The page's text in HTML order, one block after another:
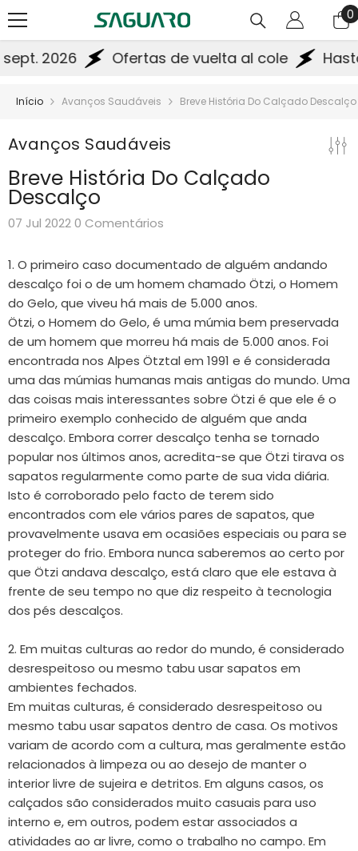
0
0
2026 Ofertas de vuelta al cole Hasta
Início Avanços Saudáveis Breve História Do Calçado Descalço
Avanços Saudáveis
Breve História Do Calçado
Descalço
07 Jul 20220 Comentários
1. O primeiro caso documentado de alguém andando
descalço foi o de um homem chamado Ötzi, o Homem
do Gelo, que viveu há mais de 5.000 anos.
Ötzi, o Homem do Gelo, é uma múmia bem preservada
de um homem que morreu há mais de 5.000 anos. Foi
encontrada nos Alpes Ötztal em 1991 e é considerada
uma das múmias humanas mais antigas do mundo. Uma
das coisas mais interessantes sobre Ötzi é que ele é o
primeiro exemplo conhecido de alguém que anda
descalço. Embora correr descalço tenha se tornado
popular nos últimos anos, acredita-se que Ötzi tirava os
sapatos regularmente como parte de sua vida diária.
Isto é corroborado pelo facto de terem sido
encontrados com ele vários pares de sapatos, que
provavelmente usava em ocasiões especiais ou para se
proteger do frio. Embora nunca saberemos ao certo por
que Ötzi andava descalço, está claro que ele estava à
frente de seu tempo no que diz respeito à tecnologia
dos pés descalços.
2. Em muitas culturas ao redor do mundo, é considerado
desrespeitoso ou mesmo tabu usar sapatos em
ambientes fechados.
Em muitas culturas, é considerado desrespeitoso ou
mesmo tabu usar sapatos dentro de casa. Os motivos
variam de acordo com a cultura, mas geralmente estão
relacionados à limpeza ou ao desejo de manter o
interior livre de sujeira e detritos. Em alguns casos, os
calçados são considerados muito casuais para uso
interno e, em outros, podem estar associados a
atividades ao ar livre, como o trabalho no campo. Em